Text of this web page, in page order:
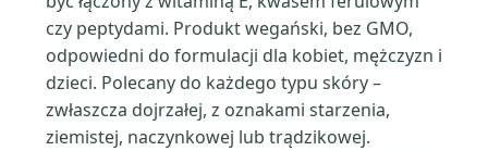
czy peptydami. Produkt wegański, bez GMO,
odpowiedni do formulacji dla kobiet, mężczyzn i
dzieci. Polecany do każdego typu skóry –
zwłaszcza dojrzałej, z oznakami starzenia,
ziemistej, naczynkowej lub trądzikowej.